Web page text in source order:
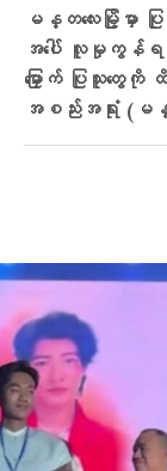
မန္တလေးမြို့မှ
အပေါ် လူမှုကွန်ရက်မှ
မြှောက် ပြုသူတွေ
အစည်းအရုံး (မ